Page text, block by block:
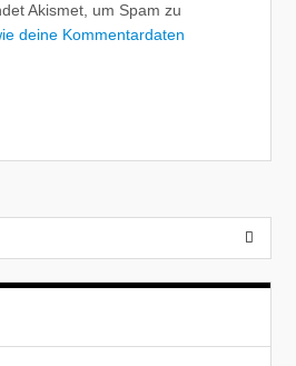
Akismet, um Spam zu
deine Kommentardaten